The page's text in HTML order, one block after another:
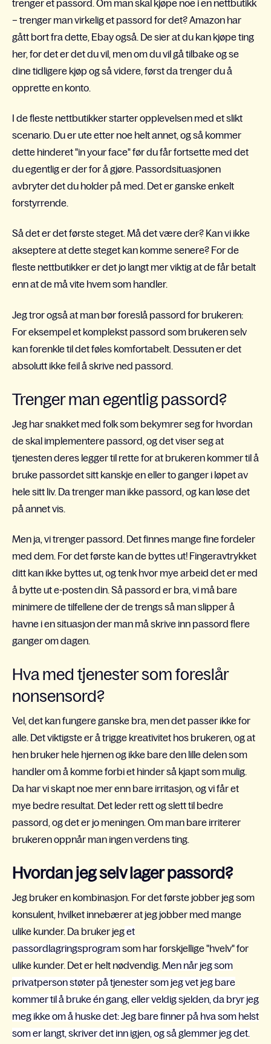
trenger et passord. Om man skal kjøpe noe i en nettbutikk
– trenger man virkelig et passord for det? Amazon har
gått bort fra dette, Ebay også. De sier at du kan kjøpe ting
her, for det er det du vil, men om du vil gå tilbake og se
dine tidligere kjøp og så videre, først da trenger du å
opprette en konto.
I de fleste nettbutikker starter opplevelsen med et slikt
scenario. Du er ute etter noe helt annet, og så kommer
dette hinderet "in your face" før du får fortsette med det
du egentlig er der for å gjøre. Passordsituasjonen
avbryter det du holder på med. Det er ganske enkelt
forstyrrende.
Så det er det første steget. Må det være der? Kan vi ikke
akseptere at dette steget kan komme senere? For de
fleste nettbutikker er det jo langt mer viktig at de får betalt
enn at de må vite hvem som handler.
Jeg tror også at man bør foreslå passord for brukeren:
For eksempel et komplekst passord som brukeren selv
kan forenkle til det føles komfortabelt. Dessuten er det
absolutt ikke feil å skrive ned passord.
Trenger man egentlig passord?
Jeg har snakket med folk som bekymrer seg for hvordan
de skal implementere passord, og det viser seg at
tjenesten deres legger til rette for at brukeren kommer til å
bruke passordet sitt kanskje en eller to ganger i løpet av
hele sitt liv. Da trenger man ikke passord, og kan løse det
på annet vis.
Men ja, vi trenger passord. Det finnes mange fine fordeler
med dem. For det første kan de byttes ut! Fingeravtrykket
ditt kan ikke byttes ut, og tenk hvor mye arbeid det er med
å bytte ut e-posten din. Så passord er bra, vi må bare
minimere de tilfellene der de trengs så man slipper å
havne i en situasjon der man må skrive inn passord flere
ganger om dagen.
Hva med tjenester som foreslår
nonsensord?
Vel, det kan fungere ganske bra, men det passer ikke for
alle. Det viktigste er å trigge kreativitet hos brukeren, og at
hen bruker hele hjernen og ikke bare den lille delen som
handler om å komme forbi et hinder så kjapt som mulig.
Da har vi skapt noe mer enn bare irritasjon, og vi får et
mye bedre resultat. Det leder rett og slett til bedre
passord, og det er jo meningen. Om man bare irriterer
brukeren oppnår man ingen verdens ting.
Hvordan jeg selv lager passord?
Jeg bruker en kombinasjon. For det første jobber jeg som
konsulent, hvilket innebærer at jeg jobber med mange
ulike kunder. Da bruker jeget
passordlagringsprogramsom har forskjellige "hvelv" for
ulike kunder. Det er helt nødvendig. Men når jeg som
privatperson støter på tjenester som jeg vet jeg bare
kommer til å bruke én gang, eller veldig sjelden, da bryr jeg
meg ikke om å huske det: Jeg bare finner på hva som helst
som er langt, skriver det inn igjen, og så glemmer jeg det.